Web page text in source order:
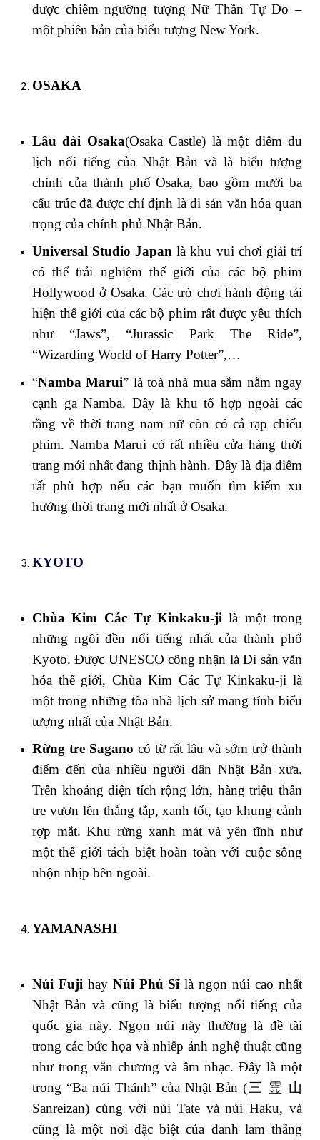
được chiêm ngưỡng tượng Nữ Thần Tự Do –
một phiên bản của biểu tượng New York.
OSAKA
Lâu đài Osaka(Osaka Castle) là một điểm du
lịch nổi tiếng của Nhật Bản và là biểu tượng
chính của thành phố Osaka, bao gồm mười ba
cấu trúc đã được chỉ định là di sản văn hóa quan
trọng của chính phủ Nhật Bản.
Universal Studio Japan là khu vui chơi giải trí
có thể trải nghiệm thế giới của các bộ phim
Hollywood ở Osaka. Các trò chơi hành động tái
hiện thế giới của các bộ phim rất được yêu thích
như “Jaws”, “Jurassic Park The Ride”,
“Wizarding World of Harry Potter”,…
“Namba Marui” là toà nhà mua sắm nằm ngay
cạnh ga Namba. Đây là khu tổ hợp ngoài các
tầng về thời trang nam nữ còn có cả rạp chiếu
phim. Namba Marui có rất nhiều cửa hàng thời
trang mới nhất đang thịnh hành. Đây là địa điểm
rất phù hợp nếu các bạn muốn tìm kiếm xu
hướng thời trang mới nhất ở Osaka.
KYOTO
Chùa Kim Các Tự Kinkaku-ji là một trong
những ngôi đền nổi tiếng nhất của thành phố
Kyoto. Được UNESCO công nhận là Di sản văn
hóa thế giới, Chùa Kim Các Tự Kinkaku-ji là
một trong những tòa nhà lịch sử mang tính biểu
tượng nhất của Nhật Bản.
Rừng tre Sagano có từ rất lâu và sớm trở thành
điểm đến của nhiều người dân Nhật Bản xưa.
Trên khoảng diện tích rộng lớn, hàng triệu thân
tre vươn lên thẳng tắp, xanh tốt, tạo khung cảnh
rợp mắt. Khu rừng xanh mát và yên tĩnh như
một thế giới tách biệt hoàn toàn với cuộc sống
nhộn nhịp bên ngoài.
YAMANASHI
Núi Fuji hay Núi Phú Sĩlà ngọn núi cao nhất
Nhật Bản và cũng là biểu tượng nổi tiếng của
quốc gia này. Ngọn núi này thường là đề tài
trong các bức họa và nhiếp ảnh nghệ thuật cũng
như trong văn chương và âm nhạc. Đây là một
trong “Ba núi Thánh” của Nhật Bản (三 霊 山
Sanreizan) cùng với núi Tate và núi Haku, và
cũng là một nơi đặc biệt của danh lam thắng